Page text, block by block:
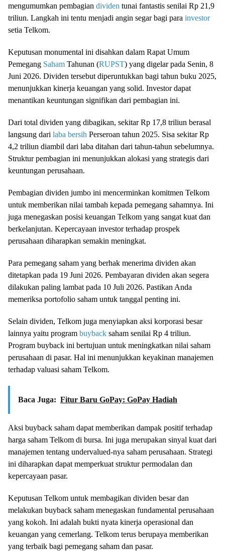
mengumumkan pembagian dividen tunai fantastis senilai Rp 21,9
triliun. Langkah ini tentu menjadi angin segar bagi para investor
setia Telkom.
Keputusan monumental ini disahkan dalam Rapat Umum
Pemegang Saham Tahunan (RUPST) yang digelar pada Senin, 8
Juni 2026. Dividen tersebut diperuntukkan bagi tahun buku 2025,
menunjukkan kinerja keuangan yang solid. Investor dapat
menantikan keuntungan signifikan dari pembagian ini.
Dari total dividen yang dibagikan, sekitar Rp 17,8 triliun berasal
langsung dari laba bersih Perseroan tahun 2025. Sisa sekitar Rp
4,2 triliun diambil dari laba ditahan dari tahun-tahun sebelumnya.
Struktur pembagian ini menunjukkan alokasi yang strategis dari
keuntungan perusahaan.
Pembagian dividen jumbo ini mencerminkan komitmen Telkom
untuk memberikan nilai tambah kepada pemegang sahamnya. Ini
juga menegaskan posisi keuangan Telkom yang sangat kuat dan
berkelanjutan. Kepercayaan investor terhadap prospek
perusahaan diharapkan semakin meningkat.
Para pemegang saham yang berhak menerima dividen akan
ditetapkan pada 19 Juni 2026. Pembayaran dividen akan segera
dilakukan paling lambat pada 10 Juli 2026. Pastikan Anda
memeriksa portofolio saham untuk tanggal penting ini.
Selain dividen, Telkom juga menyiapkan aksi korporasi besar
lainnya yaitu program buyback saham senilai Rp 4 triliun.
Program buyback ini bertujuan untuk meningkatkan nilai saham
perusahaan di pasar. Hal ini menunjukkan keyakinan manajemen
terhadap valuasi saham Telkom.
Baca Juga: Fitur Baru GoPay: GoPay Hadiah
Aksi buyback saham dapat memberikan dampak positif terhadap
harga saham Telkom di bursa. Ini juga merupakan sinyal kuat dari
manajemen tentang undervalued-nya saham perusahaan. Strategi
ini diharapkan dapat memperkuat struktur permodalan dan
kepercayaan pasar.
Keputusan Telkom untuk membagikan dividen besar dan
melakukan buyback saham menegaskan fundamental perusahaan
yang kokoh. Ini adalah bukti nyata kinerja operasional dan
keuangan yang cemerlang. Telkom terus berupaya memberikan
yang terbaik bagi pemegang saham dan pasar.